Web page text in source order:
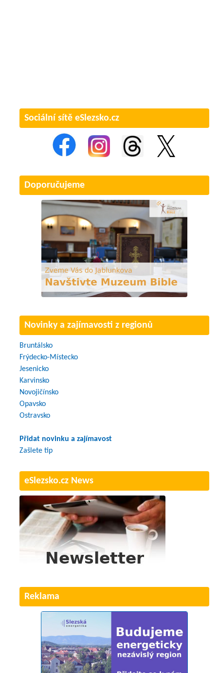
Sociální sítě eSlezsko.cz
Doporučujeme
Novinky a zajímavosti z regionů
Bruntálsko
Frýdecko-Místecko
Jesenicko
Karvinsko
Novojičínsko
Opavsko
Ostravsko
Přidat novinku a zajímavost
Zašlete tip
eSlezsko.cz News
Reklama